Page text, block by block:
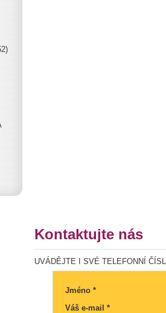
Kontaktujte nás
UVÁDĚJTE I SVÉ TELEFONNÍ
Jméno *
Váš e-mail *